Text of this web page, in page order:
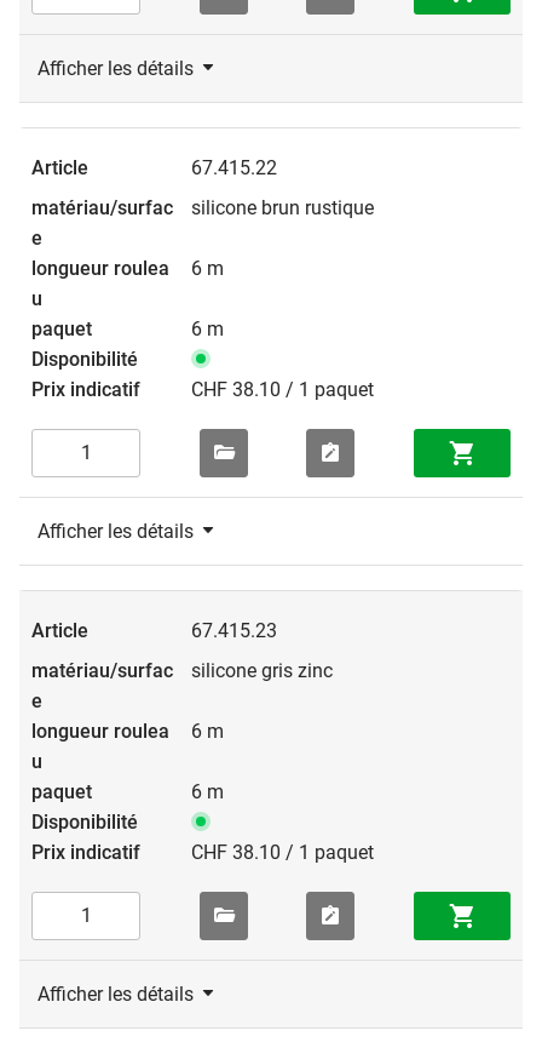
Afficher les détails
67.415.22
silicone brun rustique
6 m
6 m
CHF 38.10 / 1 paquet
Afficher les détails
67.415.23
silicone gris zinc
6 m
6 m
CHF 38.10 / 1 paquet
Afficher les détails